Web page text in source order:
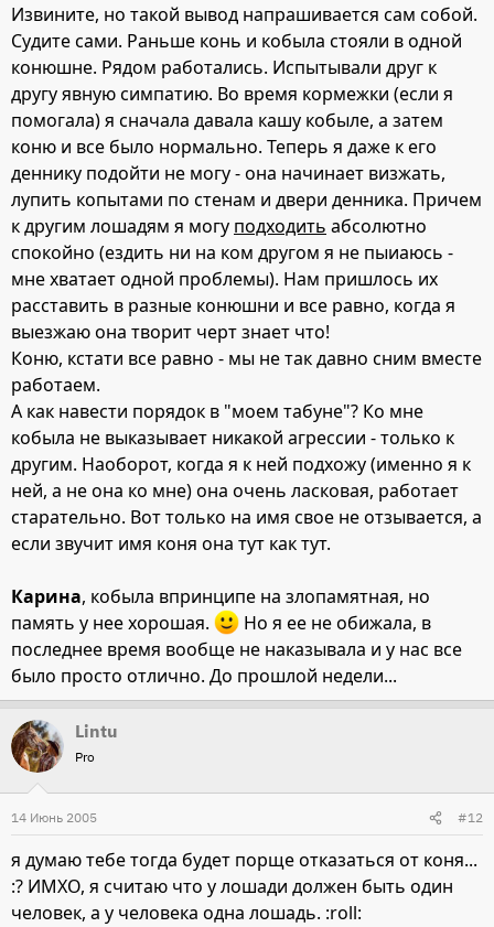
Извините, но такой вывод напрашивается сам собой.
Судите сами. Раньше конь и кобыла стояли в одной
конюшне. Рядом работались. Испытывали друг к
другу явную симпатию. Во время кормежки (если я
помогала) я сначала давала кашу кобыле, а затем
коню и все было нормально. Теперь я даже к его
деннику подойти не могу - она начинает визжать,
лупить копытами по стенам и двери денника. Причем
к другим лошадям я могу подходить абсолютно
спокойно (ездить ни на ком другом я не пыиаюсь -
мне хватает одной проблемы). Нам пришлось их
расставить в разные конюшни и все равно, когда я
выезжаю она творит черт знает что!
Коню, кстати все равно - мы не так давно сним вместе
работаем.
А как навести порядок в "моем табуне"? Ко мне
кобыла не выказывает никакой агрессии - только к
другим. Наоборот, когда я к ней подхожу (именно я к
ней, а не она ко мне) она очень ласковая, работает
старательно. Вот только на имя свое не отзывается, а
если звучит имя коня она тут как тут.
Карина, кобыла впринципе на злопамятная, но
память у нее хорошая.
Но я ее не обижала, в
последнее время вообще не наказывала и у нас все
было просто отлично. До прошлой недели...
Lintu
Pro
14 Июнь 2005 #12
я думаю тебе тогда будет порще отказаться от коня...
:? ИМХО, я считаю что у лошади должен быть один
человек, а у человека одна лошадь. :roll: